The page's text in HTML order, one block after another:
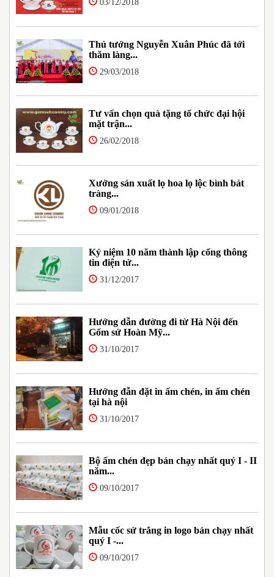
03/12/2018
Thủ tướng Nguyễn Xuân Phúc đã tới
thăm làng...
29/03/2018
Tư vấn chọn quà tặng tổ chức đại hội
mặt trận...
26/02/2018
Xưởng sản xuất lọ hoa lọ lộc bình bát
tràng...
09/01/2018
Kỷ niệm 10 năm thành lập cổng thông
tin điện tử...
31/12/2017
Hướng dẫn đường đi từ Hà Nội đến
Gốm sứ Hoàn Mỹ...
31/10/2017
Hướng đẫn đặt in ấm chén, in ấm chén
tại hà nội
31/10/2017
Bộ ấm chén đẹp bán chạy nhất quý I - II
năm...
09/10/2017
Mẫu cốc sứ trắng in logo bán chạy nhất
quý I -...
09/10/2017